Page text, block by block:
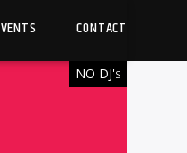
CONTACT
NO DJ'S